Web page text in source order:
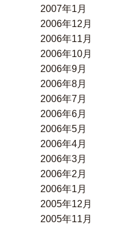
2007年1月
2006年12月
2006年11月
2006年10月
2006年9月
2006年8月
2006年7月
2006年6月
2006年5月
2006年4月
2006年3月
2006年2月
2006年1月
2005年12月
2005年11月